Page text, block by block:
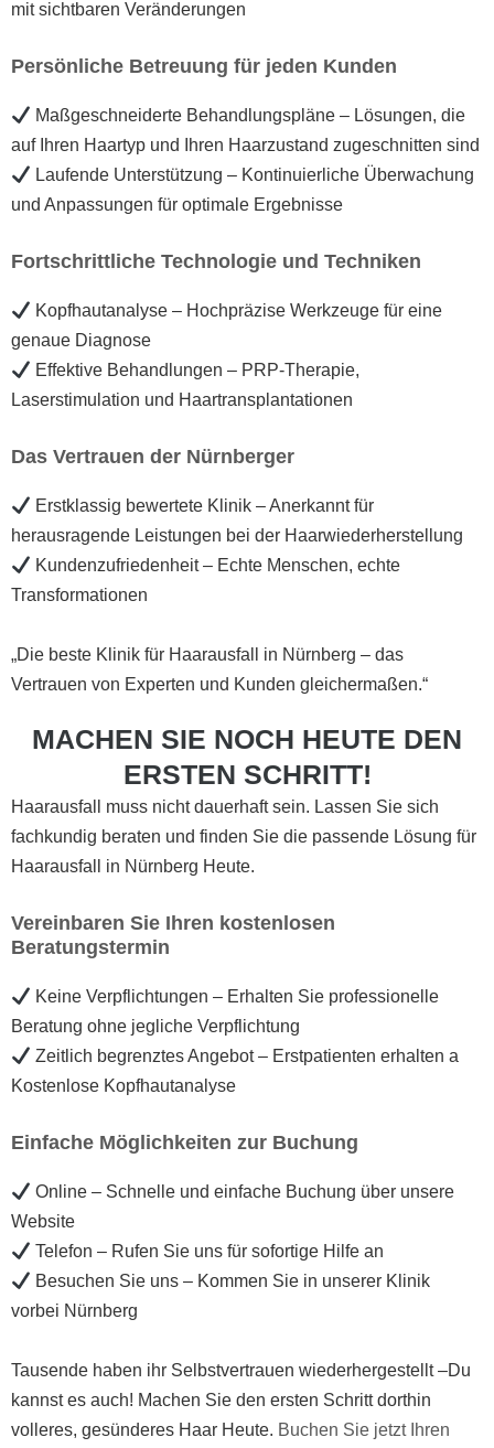
mit sichtbaren Veränderungen
Persönliche Betreuung für jeden Kunden
Maßgeschneiderte Behandlungspläne – Lösungen, die
auf Ihren Haartyp und Ihren Haarzustand zugeschnitten sind
Laufende Unterstützung – Kontinuierliche Überwachung
und Anpassungen für optimale Ergebnisse
Fortschrittliche Technologie und Techniken
Kopfhautanalyse – Hochpräzise Werkzeuge für eine
genaue Diagnose
Effektive Behandlungen – PRP-Therapie,
Laserstimulation und Haartransplantationen
Das Vertrauen der Nürnberger
Erstklassig bewertete Klinik – Anerkannt für
herausragende Leistungen bei der Haarwiederherstellung
Kundenzufriedenheit – Echte Menschen, echte
Transformationen
„Die beste Klinik für Haarausfall in Nürnberg – das
Vertrauen von Experten und Kunden gleichermaßen.“
MACHEN SIE NOCH HEUTE DEN
ERSTEN SCHRITT!
Haarausfall muss nicht dauerhaft sein. Lassen Sie sich
fachkundig beraten und finden Sie die passende Lösung für
Haarausfall in Nürnberg Heute.
Vereinbaren Sie Ihren kostenlosen
Beratungstermin
Keine Verpflichtungen – Erhalten Sie professionelle
Beratung ohne jegliche Verpflichtung
Zeitlich begrenztes Angebot – Erstpatienten erhalten a
Kostenlose Kopfhautanalyse
Einfache Möglichkeiten zur Buchung
Online – Schnelle und einfache Buchung über unsere
Website
Telefon – Rufen Sie uns für sofortige Hilfe an
Besuchen Sie uns – Kommen Sie in unserer Klinik
vorbei Nürnberg
Tausende haben ihr Selbstvertrauen wiederhergestellt –Du
kannst es auch! Machen Sie den ersten Schritt dorthin
volleres, gesünderes Haar Heute. Buchen Sie jetzt Ihren